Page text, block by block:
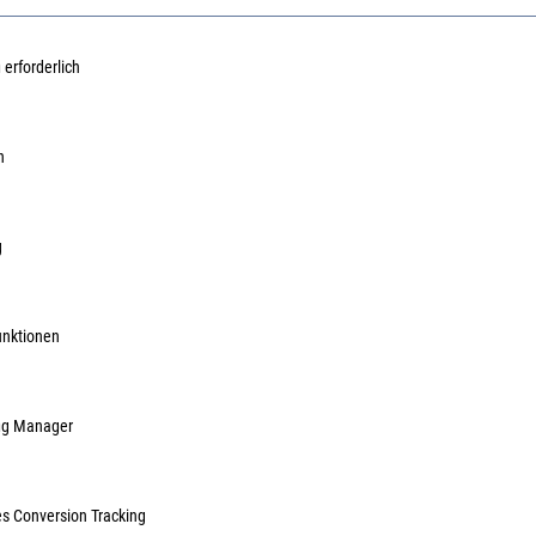
TA M12
erforderlich
Manager
Conversion Tracking